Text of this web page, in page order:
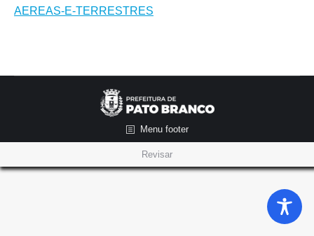
AEREAS-E-TERRESTRES
Menu footer
Revisar